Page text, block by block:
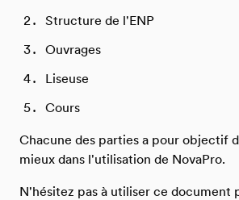
Structure de l'ENP
Ouvrages
Liseuse
Cours
Chacune des parties a pour objectif
mieux dans l'utilisation de NovaPro.
N'hésitez pas à utiliser ce document